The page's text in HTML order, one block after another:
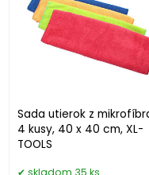
Sada utierok z
4 kusy, 40 x 40 cm, XL-
TOOLS
skladom 35 ks